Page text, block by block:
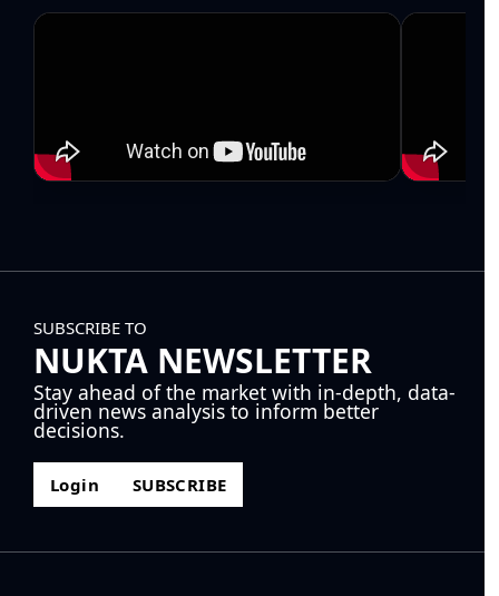
SUBSCRIBE TO
NUKTA NEWSLETTER
Stay ahead of the market with in-depth, data-
driven news analysis to inform better
decisions.
Login SUBSCRIBE